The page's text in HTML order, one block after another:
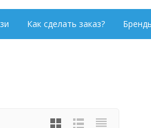
Как сделать заказ?